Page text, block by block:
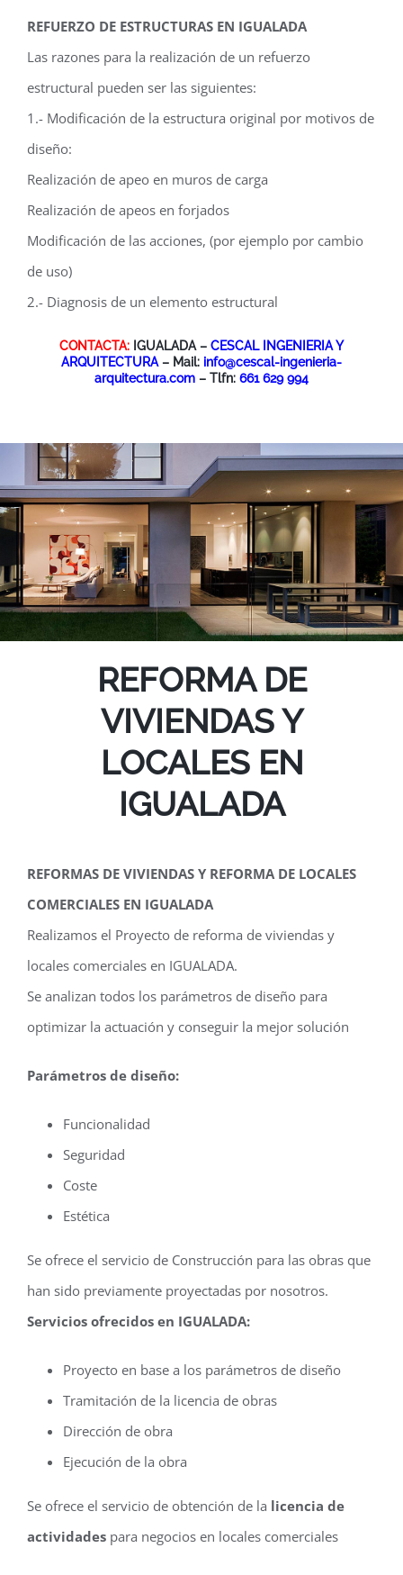
REFUERZO DE ESTRUCTURAS EN IGUALADA
Las razones para la realización de un refuerzo
estructural pueden ser las siguientes:
1.- Modificación de la estructura original por motivos de
diseño:
Realización de apeo en muros de carga
Realización de apeos en forjados
Modificación de las acciones, (por ejemplo por cambio
de uso)
2.- Diagnosis de un elemento estructural
CONTACTA: IGUALADA – CESCAL INGENIERIA Y
ARQUITECTURA – Mail: info@cescal-ingenieria-
arquitectura.com – Tlfn: 661 629 994
REFORMA DE
VIVIENDAS Y
LOCALES EN
IGUALADA
REFORMAS DE VIVIENDAS Y REFORMA DE LOCALES
COMERCIALES EN IGUALADA
Realizamos el Proyecto de reforma de viviendas y
locales comerciales en IGUALADA.
Se analizan todos los parámetros de diseño para
optimizar la actuación y conseguir la mejor solución
Parámetros de diseño:
Funcionalidad
Seguridad
Coste
Estética
Se ofrece el servicio de Construcción para las obras que
han sido previamente proyectadas por nosotros.
Servicios ofrecidos en IGUALADA:
Proyecto en base a los parámetros de diseño
Tramitación de la licencia de obras
Dirección de obra
Ejecución de la obra
Se ofrece el servicio de obtención de la licencia de
actividades para negocios en locales comerciales